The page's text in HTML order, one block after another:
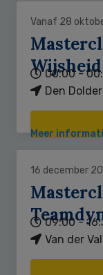
Vanaf 28
Wijsheid
00:00 -
Den Dolder
Meer
16 december
09:00 -
Van der